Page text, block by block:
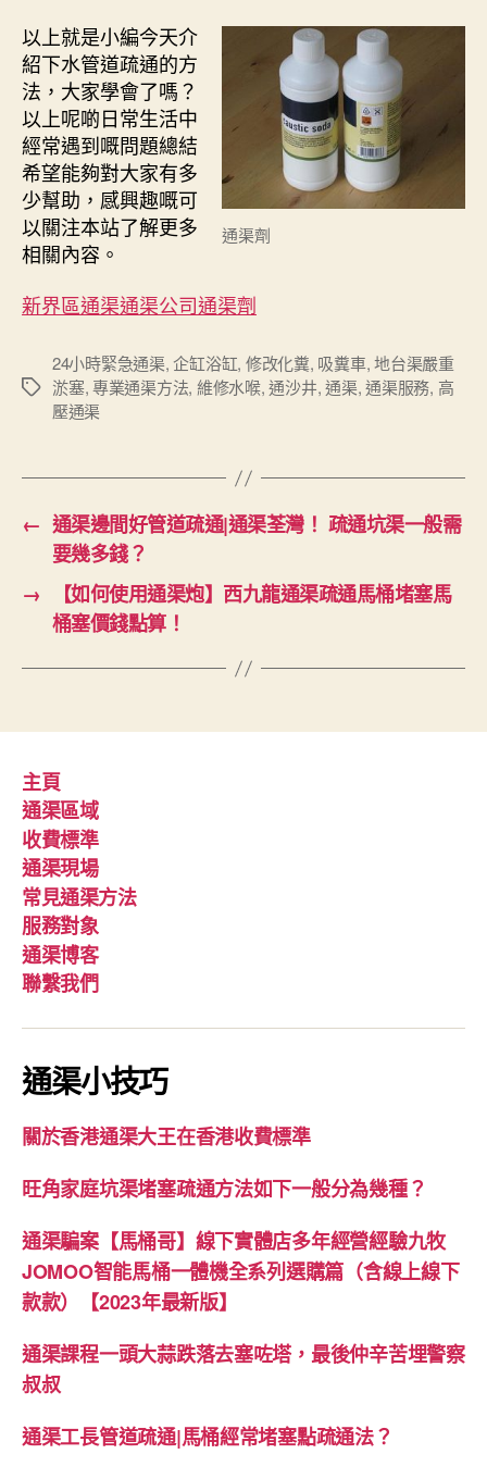
通渠劑
以上就是小編今天介
紹下水管道疏通的方
法，大家學會了嗎？
以上呢啲日常生活中
經常遇到嘅問題總結
希望能夠對大家有多
少幫助，感興趣嘅可
以關注本站了解更多
相關內容。
新界區通渠通渠公司通渠劑
Tags
24小時緊急通渠,企缸浴缸, 修改化糞, 吸糞車,地台渠嚴重
淤塞,專業通渠方法, 維修水喉,通沙井,通渠,通渠服務, 高
壓通渠
← 通渠邊間好管道疏通|通渠荃灣！ 疏通坑渠一般需
要幾多錢？
→
【如何使用通渠炮】西九龍通渠疏通馬桶堵塞馬
桶塞價錢點算！
主頁
通渠區域
收費標準
通渠現場
常見通渠方法
服務對象
通渠博客
聯繫我們
通渠小技巧
關於香港通渠大王在香港收費標準
旺角家庭坑渠堵塞疏通方法如下一般分為幾種？
通渠騙案【馬桶哥】線下實體店多年經營經驗九牧
JOMOO智能馬桶一體機全系列選購篇（含線上線下
款款）【2023年最新版】
通渠課程一頭大蒜跌落去塞咗塔，最後仲辛苦埋警察
叔叔
通渠工長管道疏通|馬桶經常堵塞點疏通法？